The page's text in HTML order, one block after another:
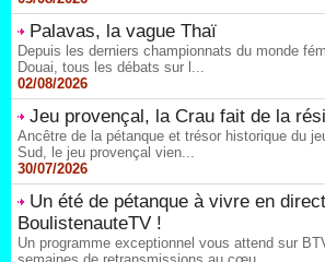
Palavas, la vague Thaï
Depuis les derniers championnats du monde
Douai, tous les débats sur l...
02/08/2026
Jeu provençal, la Crau fait de la
Ancêtre de la pétanque et trésor historique du
Sud, le jeu provençal vien...
30/07/2026
Un été de pétanque à vivre en
BoulistenauteTV !
Un programme exceptionnel vous attend sur